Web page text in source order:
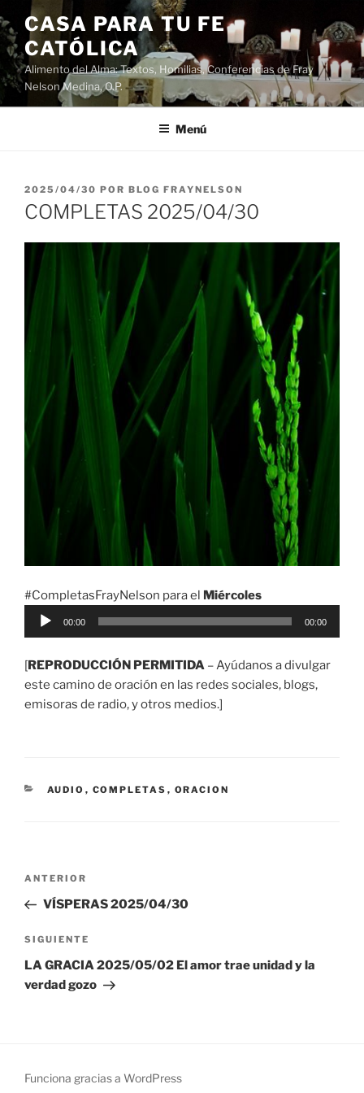
Saltar
al
contenido
CASA PARA TU FE
CATÓLICA
Alimento del Alma: Textos, Homilias, Conferencias de Fray
Nelson Medina, O.P.
Menú
PUBLICADO
EL
2025/04/30 POR BLOG FRAYNELSON
COMPLETAS 2025/04/30
#CompletasFrayNelson para el Miércoles
Reproductor
00:00 00:00
[ REPRODUCCIÓN PERMITIDA – Ayúdanos a divulgar
este camino de oración en las redes sociales, blogs,
emisoras de radio, y otros medios.]
CATEGORÍAS
AUDIO , COMPLETAS , ORACION
Navegación
entradas
Entrada
anterior:
ANTERIOR
VÍSPERAS 2025/04/30
Siguiente
entrada
SIGUIENTE
LA GRACIA 2025/05/02 El amor trae unidad y la
verdad gozo
Funciona gracias a WordPress